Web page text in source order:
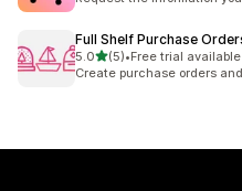
Full Shelf Purchase
5.0滿分 5 顆星
(5)
共有 5 則評價
•Free trial available
Create purchase orders